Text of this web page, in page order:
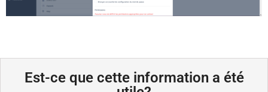
Est-ce que cette information a été